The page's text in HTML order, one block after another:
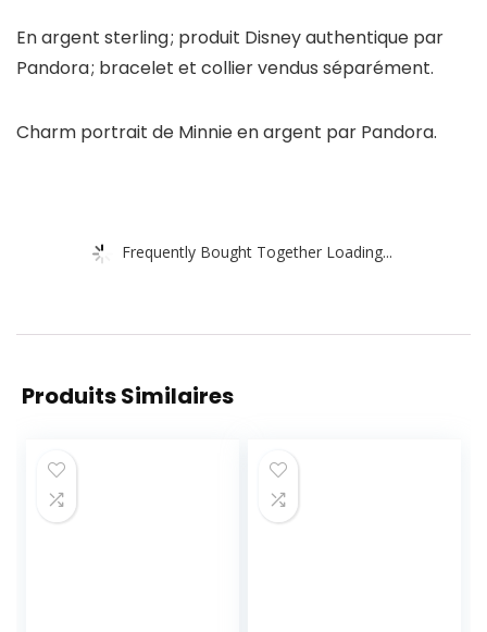
En argent sterling ; produit Disney authentique par
Pandora ; bracelet et collier vendus séparément.
Charm portrait de Minnie en argent par Pandora.
Frequently Bought Together Loading...
Produits Similaires